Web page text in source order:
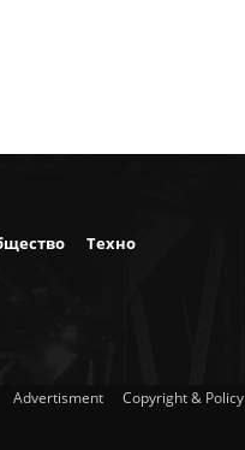
Техно
Advertisment Copyright & Policy